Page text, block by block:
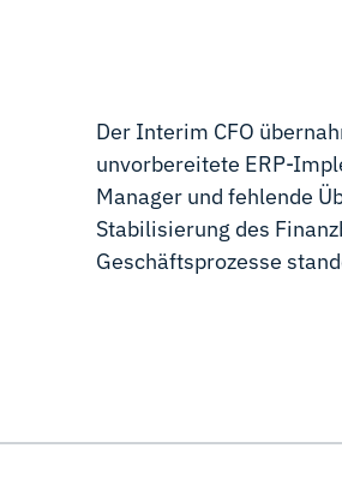
Der Interim CFO
unvorbereitete ERP-
Manager und fehlende
Stabilisierung des
Geschäftsprozesse